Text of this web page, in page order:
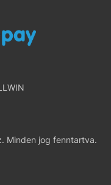
Minden jog fenntartva.